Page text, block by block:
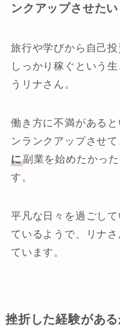
ンクアップさせたい
旅行や学びから自己
しっかり稼ぐという
うリナさん。
働き方に不満がある
ンランクアップさせて
に副業を始めたかっ
す。
平凡な日々を過ごし
ているようで、リナ
ています。
挫折した経験があ